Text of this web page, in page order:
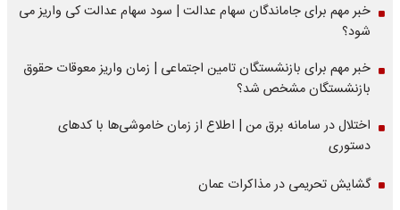
خبر مهم برای جاماندگان سهام عدالت | سود سهام عدالت کی واریز می
شود؟
خبر مهم برای بازنشستگان تامین اجتماعی | زمان واریز معوقات حقوق
بازنشستگان مشخص شد؟
اختلال در سامانه برق من | اطلاع از زمان خاموشی‌ها با کدهای
دستوری
گشایش تحریمی در مذاکرات عمان